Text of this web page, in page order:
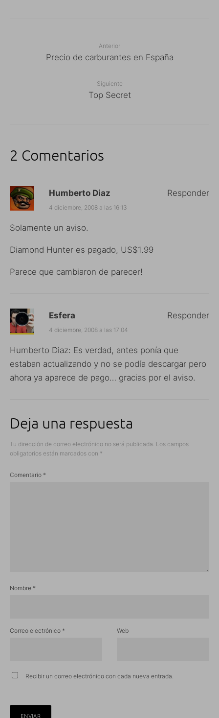
Anterior
Precio de carburantes en España
Siguiente
Top Secret
2 Comentarios
Humberto Diaz
4 diciembre, 2008 a las 16:13
Solamente un aviso.
Diamond Hunter es pagado, US$1.99
Parece que cambiaron de parecer!
Responder
Esfera
4 diciembre, 2008 a las 17:04
Humberto Diaz: Es verdad, antes ponía que
estaban actualizando y no se podía descargar pero
ahora ya aparece de pago… gracias por el aviso.
Responder
Deja una respuesta
Tu dirección de correo electrónico no será publicada. Los campos
obligatorios están marcados con *
Comentario *
Nombre *
Correo electrónico * Web
Recibir un correo electrónico con cada nueva entrada.